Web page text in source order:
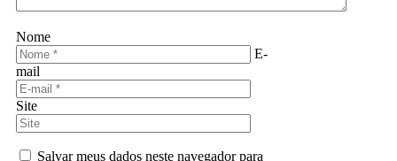
Nome
E-
mail
Site
Salvar meus dados neste navegador para